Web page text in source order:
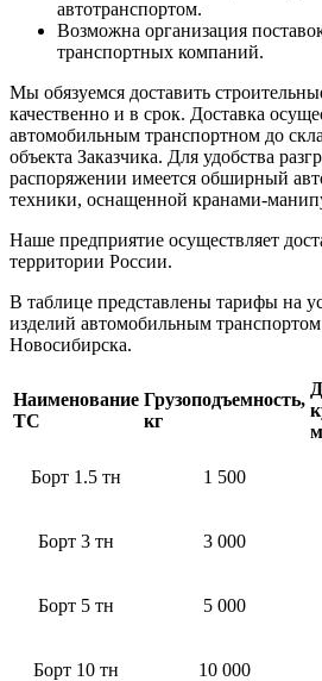
автотранспортом.
Возможна организация
транспортных компаний.
Мы обязуемся доставить
качественно и в срок. Доставка
автомобильным транспортном до
объекта Заказчика. Для удобства
распоряжении имеется обширный
техники, оснащенной кранами-
Наше предприятие осуществляет
территории России.
В таблице представлены тарифы на
изделий автомобильным транспортом
Новосибирска.
Наименование
ТС
Грузоподъемность,
кг
м
Борт 1.5 тн 1 500
Борт 3 тн 3 000
Борт 5 тн 5 000
Борт 10 тн 10 000